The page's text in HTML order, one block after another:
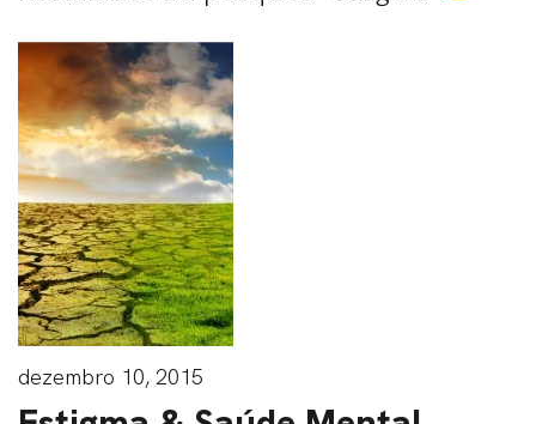
dezembro 10, 2015